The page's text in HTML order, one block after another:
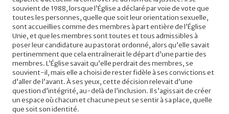
souvient de 1988, lorsque l’Église a déclaré par voie de vote que
toutes les personnes, quelle que soit leur orientation sexuelle,
sont accueillies comme des membres à part entière de l’Église
Unie, et que les membres sont toutes et tous admissibles à
poser leur candidature au pastorat ordonné, alors qu’elle savait
pertinemment que cela entraînerait le départ d’une partie des
membres. L’Église savait qu’elle perdrait des membres, se
souvient-il, mais elle a choisi de rester fidèle à ses convictions et
d’aller de l’avant. À ses yeux, cette décision relevait d’une
question d’intégrité, au-delà de l’inclusion. Il s’agissait de créer
un espace où chacun et chacune peut se sentir à sa place, quelle
que soit son identité.